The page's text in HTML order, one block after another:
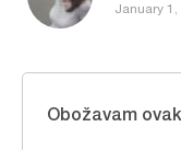
January
Obožavam